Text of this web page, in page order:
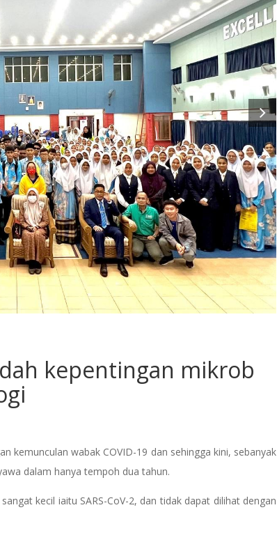
kepentingan mikrob
kemunculan wabak COVID-19 dan sehingga kini, sebanyak
dalam hanya tempoh dua tahun.
kecil iaitu SARS-CoV-2, dan tidak dapat dilihat dengan